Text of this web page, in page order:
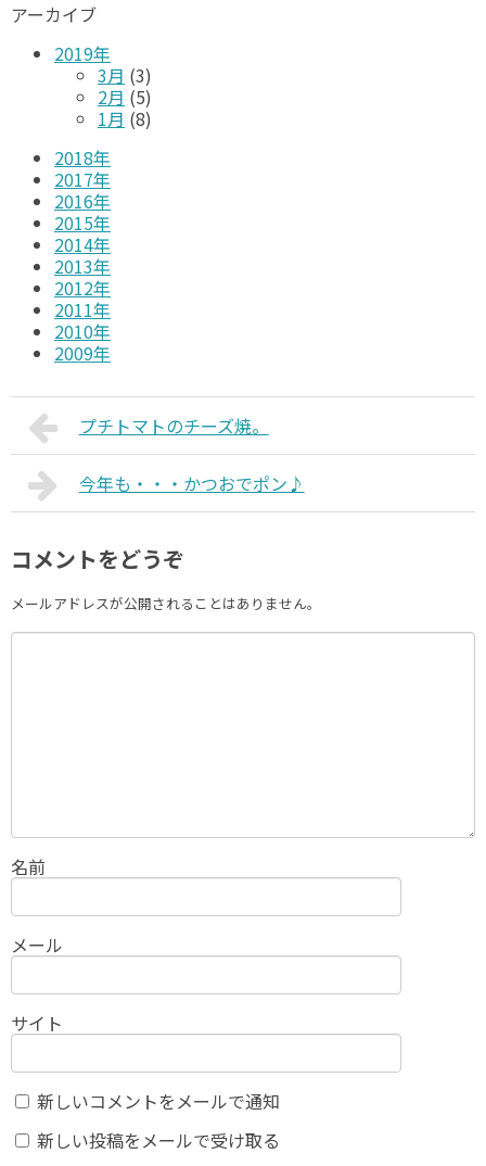
アーカイブ
2019年
3月 (3)
2月 (5)
1月 (8)
2018年
2017年
2016年
2015年
2014年
2013年
2012年
2011年
2010年
2009年
プチトマトのチーズ焼。
今年も・・・かつおでポン♪
コメントをどうぞ
メールアドレスが公開されることはありません。
名前
メール
サイト
新しいコメントをメールで通知
新しい投稿をメールで受け取る